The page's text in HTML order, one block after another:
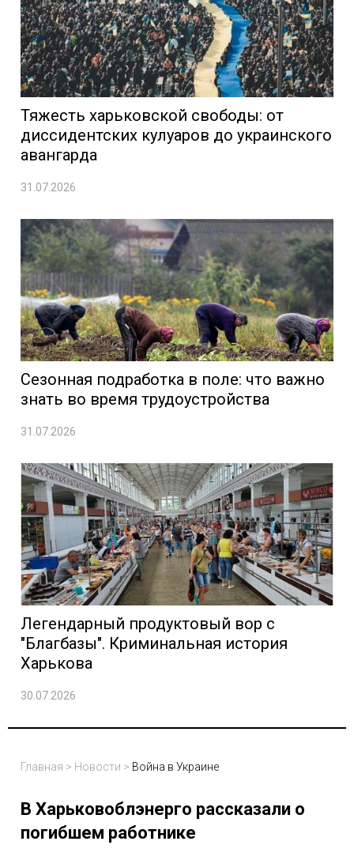
Тяжесть харьковской свободы: от
диссидентских кулуаров до украинского
авангарда
31.07.2026
Сезонная подработка в поле: что важно
знать во время трудоустройства
31.07.2026
Легендарный продуктовый вор с
"Благбазы". Криминальная история
Харькова
30.07.2026
Главная > Новости > Война в Украине
В Харьковоблэнерго рассказали о
погибшем работнике